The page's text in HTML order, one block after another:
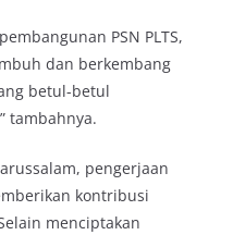
PSN PLTS,
dan berkembang
betul-betul
tambahnya.
pengerjaan
kontribusi
menciptakan